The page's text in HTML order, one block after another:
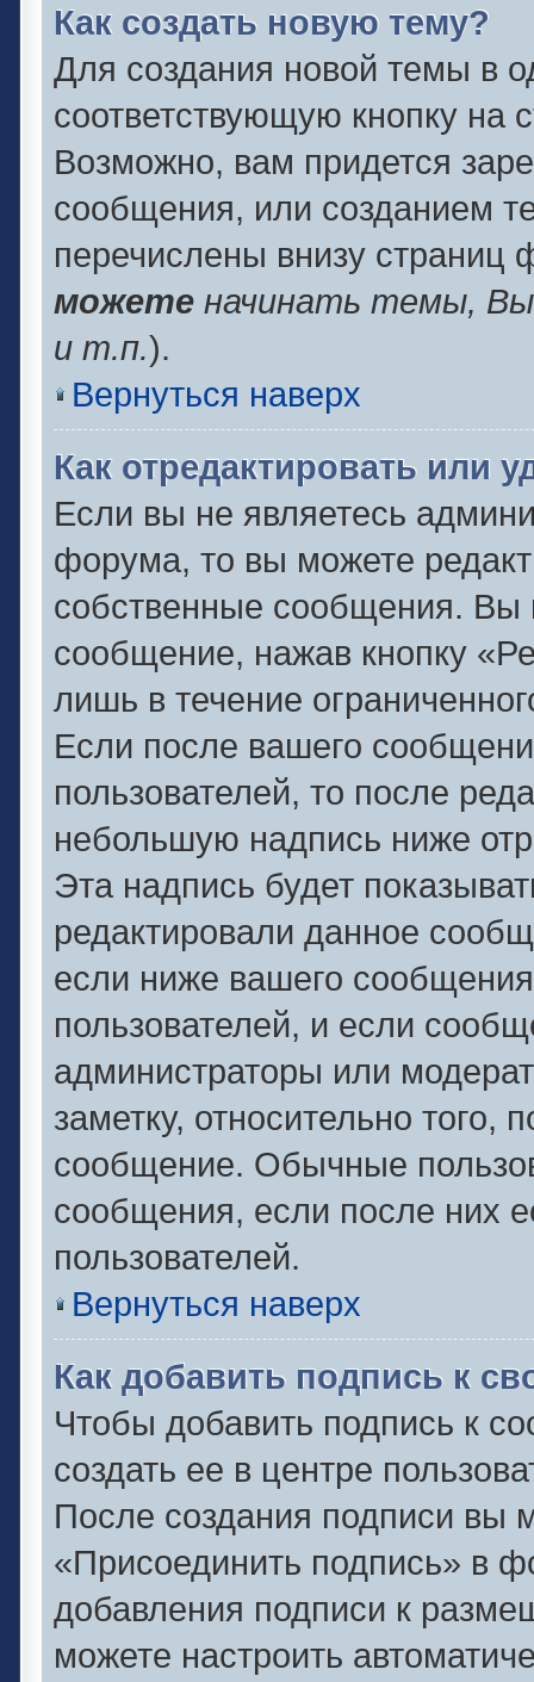
Как создать новую тему?
Для создания новой темы в
соответствующую кнопку
Возможно, вам придется
сообщения, или созданием
перечислены внизу
можете начинать темы,
и т.п.).
Вернуться наверх
Как отредактировать или
Если вы не являетесь
форума, то вы можете
собственные сообщения. Вы
сообщение, нажав кнопку
лишь в течение
Если после вашего
пользователей, то после
небольшую надпись ниже
Эта надпись будет
редактировали данное
если ниже вашего
пользователей, и если
администраторы или
заметку, относительно
сообщение. Обычные
сообщения, если после них
пользователей.
Вернуться наверх
Как добавить подпись к
Чтобы добавить подпись к
создать ее в центре
После создания подписи вы
«Присоединить подпись» в
добавления подписи к
можете настроить